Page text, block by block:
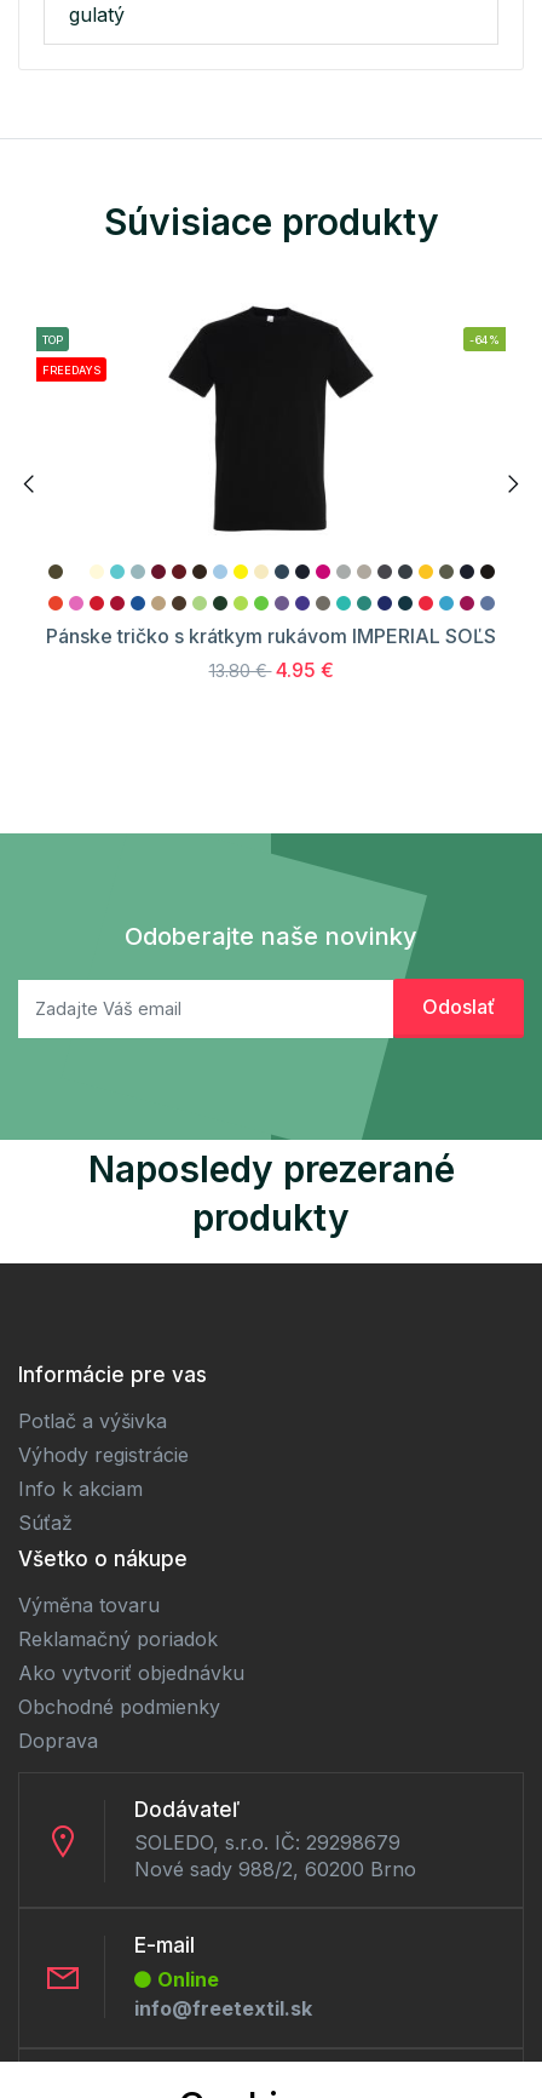
gulatý
Súvisiace produkty
TOP
FREEDAYS
-64%
Pánske tričko s krátkym rukávom IMPERIAL SOĽS
13.80 € 4.95 €
Odoberajte naše novinky
Naposledy prezerané
produkty
Informácie pre vas
Potlač a výšivka
Výhody registrácie
Info k akciam
Súťaž
Všetko o nákupe
Výměna tovaru
Reklamačný poriadok
Ako vytvoriť objednávku
Obchodné podmienky
Doprava
Dodávateľ
SOLEDO, s.r.o. IČ: 29298679
Nové sady 988/2, 60200 Brno
E-mail
Online
info@freetextil.sk
Telefón: